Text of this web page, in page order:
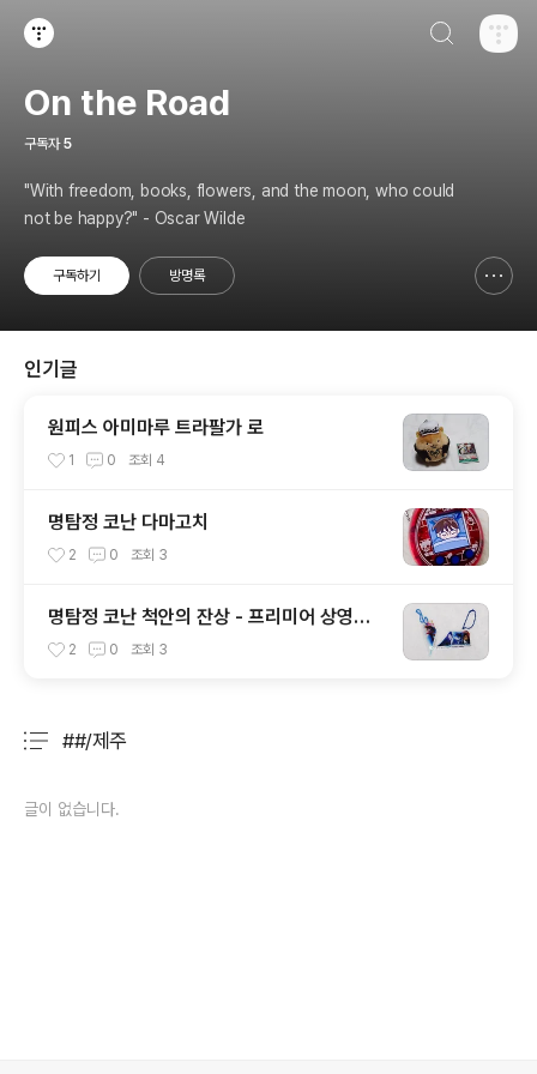
On the Road
구독자 5
"With freedom, books, flowers, and the moon, who could
not be happy?" - Oscar Wilde
구독하기 방명록
인기글
원피스 아미마루 트라팔가 로
1 0 조회 4
명탐정 코난 다마고치
2 0 조회 3
명탐정 코난 척안의 잔상 - 프리미어 상영회
특전 및 일본 전단
2 0 조회 3
##/제주
글이 없습니다.